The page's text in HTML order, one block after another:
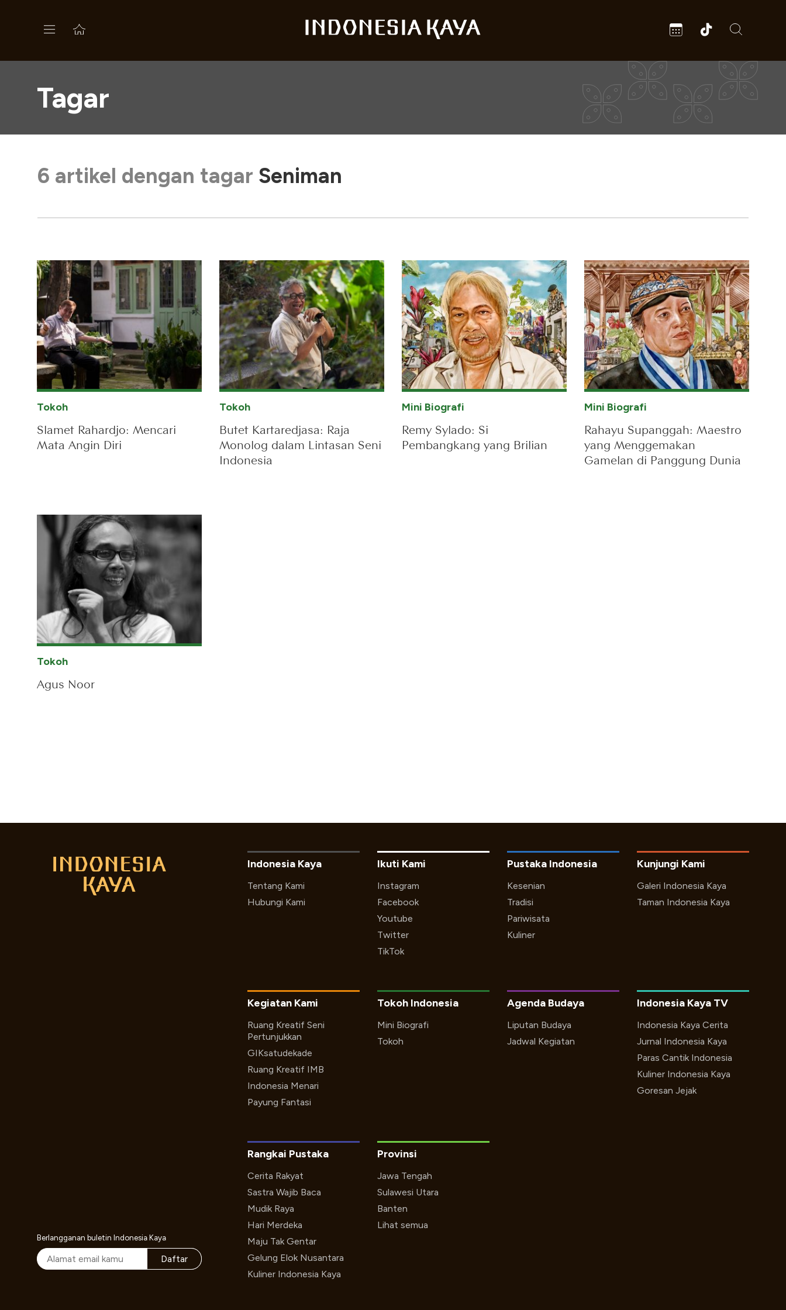
Tagar
6 artikel dengan tagar Seniman
Tokoh
Slamet Rahardjo: Mencari
Mata Angin Diri
Tokoh
Butet Kartaredjasa: Raja
Monolog dalam Lintasan Seni
Indonesia
Mini Biografi
Remy Sylado: Si
Pembangkang yang Brilian
Mini Biografi
Rahayu Supanggah: Maestro
yang Menggemakan
Gamelan di Panggung Dunia
Tokoh
Agus Noor
Indonesia Kaya
Tentang Kami
Hubungi Kami
Ikuti Kami
Instagram
Facebook
Youtube
Twitter
TikTok
Kegiatan Kami
Ruang Kreatif Seni
Pertunjukkan
GIKsatudekade
Ruang Kreatif IMB
Indonesia Menari
Payung Fantasi
Kunjungi Kami
Galeri Indonesia Kaya
Taman Indonesia Kaya
Pustaka Indonesia
Kesenian
Tradisi
Pariwisata
Kuliner
Tokoh Indonesia
Mini Biografi
Tokoh
Indonesia Kaya TV
Indonesia Kaya Cerita
Jurnal Indonesia Kaya
Paras Cantik Indonesia
Kuliner Indonesia Kaya
Goresan Jejak
Agenda Budaya
Liputan Budaya
Jadwal Kegiatan
Rangkai Pustaka
Cerita Rakyat
Sastra Wajib Baca
Mudik Raya
Hari Merdeka
Maju Tak Gentar
Gelung Elok Nusantara
Kuliner Indonesia Kaya
Provinsi
Jawa Tengah
Sulawesi Utara
Banten
Lihat semua
Berlangganan buletin Indonesia Kaya
Daftar